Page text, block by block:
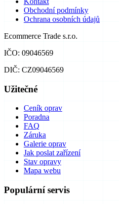
Obchodní podmínky
Ochrana osobních údajů
Ecommerce Trade s.r.o.
IČO: 09046569
DIČ: CZ09046569
Užitečné
Ceník oprav
Poradna
FAQ
Záruka
Galerie oprav
Jak poslat zařízení
Stav opravy
Mapa webu
Populární servis